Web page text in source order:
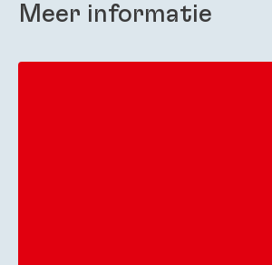
Meer informatie